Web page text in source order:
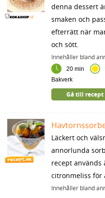
denna dessert
smaken och
efterrätt när
och sött.
Innehåller bland
20 min
Bakverk
Gå till recept
Läckert och
annorlunda
recept används
citronmeliss för
Innehåller bland